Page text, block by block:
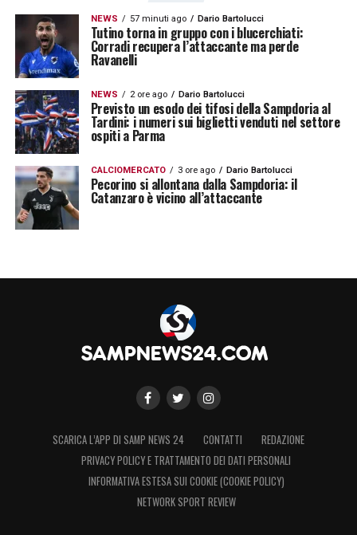
NEWS 57 minuti ago Dario Bartolucci
Tutino torna in gruppo con i blucerchiati:
Corradi recupera l’attaccante ma perde
Ravanelli
NEWS 2 ore ago Dario Bartolucci
Previsto un esodo dei tifosi della Sampdoria al
Tardini: i numeri sui biglietti venduti nel settore
ospiti a Parma
CALCIOMERCATO 3 ore ago Dario Bartolucci
Pecorino si allontana dalla Sampdoria: il
Catanzaro è vicino all’attaccante
SCARICA L’APP DI SAMP NEWS 24 CONTATTI
REDAZIONE
PRIVACY POLICY E TRATTAMENTO DEI DATI PERSONALI
INFORMATIVA ESTESA SUI COOKIE (COOKIE POLICY)
NETWORK SPORT REVIEW